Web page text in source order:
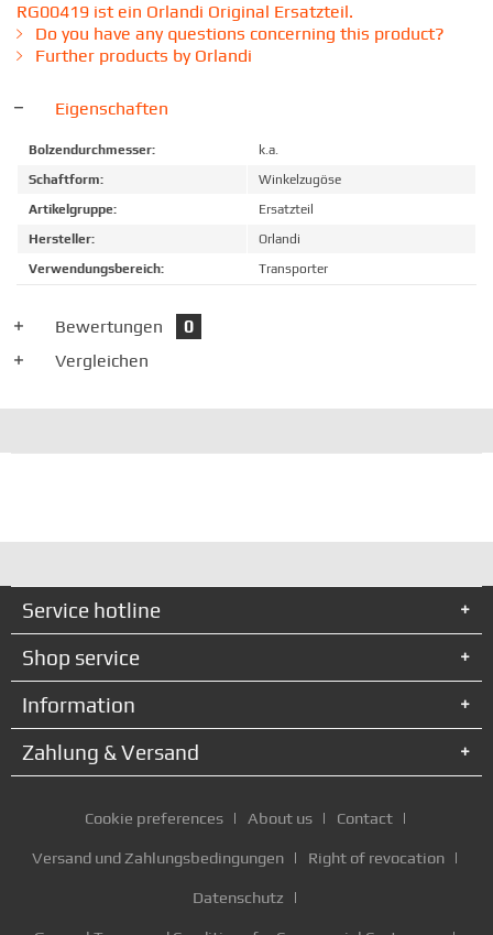
RG00419 ist ein Orlandi Original Ersatzteil.
Do you have any questions concerning this product?
Further products by Orlandi
Eigenschaften
Bolzendurchmesser:
k.a.
Schaftform:
Winkelzugöse
Artikelgruppe:
Ersatzteil
Hersteller:
Orlandi
Verwendungsbereich:
Transporter
Bewertungen
0
Vergleichen
Service hotline
Shop service
Information
Zahlung & Versand
Cookie preferences About us Contact
Versand und Zahlungsbedingungen Right of revocation
Datenschutz